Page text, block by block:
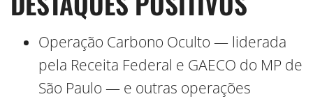
Operação Carbono Oculto — liderada
pela Receita Federal e GAECO do MP de
São Paulo — e outras operações